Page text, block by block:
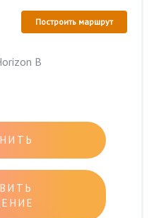
Построить маршрут
B